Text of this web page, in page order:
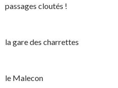
passages cloutés !
la gare des charrettes
le Malecon